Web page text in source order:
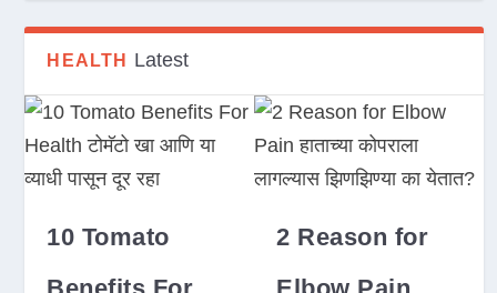
HEALTH Latest
10 Tomato
2 Reason for